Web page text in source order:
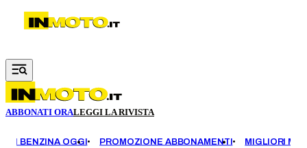
Vai al contenuto principale
ABBONATI ORALEGGI LA RIVISTA
BENZINA OGGI PROMOZIONE ABBONAMENTI MIGLIORI